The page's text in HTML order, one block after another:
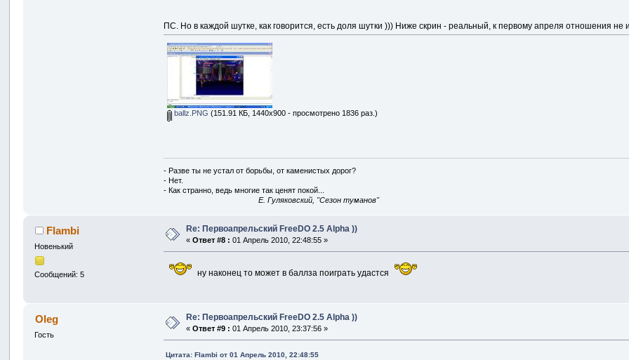
ПС. Но в каждой шутке, как говорится, есть доля шутки ))) Ниже скрин - реальный, к первому апреля отношения не
ballz.PNG (151.91 КБ, 1440x900 - просмотрено 1836 раз.)
- Разве ты не устал от борьбы, от каменистых дорог?
- Нет.
- Как странно, ведь многие так ценят покой...
E. Гуляковский, "Сезон туманов"
Flambi
Новенький
Сообщений: 5
Re: Первоапрельский FreeDO 2.5 Alpha ))
«Ответ #8 : 01 Апрель 2010, 22:48:55 »
ну наконец то может в баллза поиграть удастся
Oleg
Гость
Re: Первоапрельский FreeDO 2.5 Alpha ))
«Ответ #9 : 01 Апрель 2010, 23:37:56 »
Цитата: Flambi от 01 Апрель 2010, 22:48:55